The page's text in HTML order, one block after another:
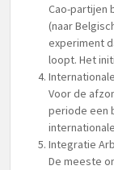
Cao-partijen
(naar
experiment
loopt. Het
Voor de
periode een
Integratie
De meeste